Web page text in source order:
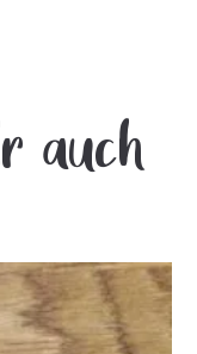
auch